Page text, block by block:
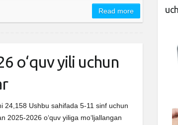
Read more
o‘quv yili uchun
24,158 Ushbu sahifada 5-11 sinf uchun
2025-2026 o‘quv yiliga mo‘ljallangan